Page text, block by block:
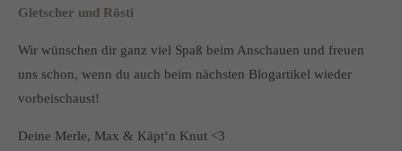
Gletscher und Rösti
Wir wünschen dir ganz viel Spaß beim Anschauen und freuen
uns schon, wenn du auch beim nächsten Blogartikel wieder
vorbeischaust!
Deine Merle, Max & Käpt‘n Knut <3